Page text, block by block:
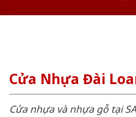
Cửa Nhựa Đài
Cửa nhựa và nhựa gỗ tại